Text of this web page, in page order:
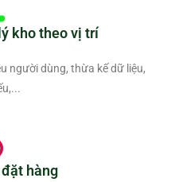
kho theo vị trí
người dùng, thừa kế dữ liệu,
hàng